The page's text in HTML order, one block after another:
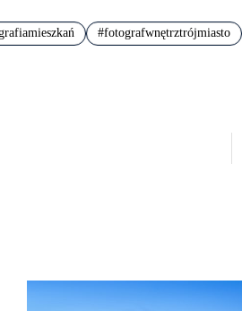
#fotografwnętrztrójmiasto